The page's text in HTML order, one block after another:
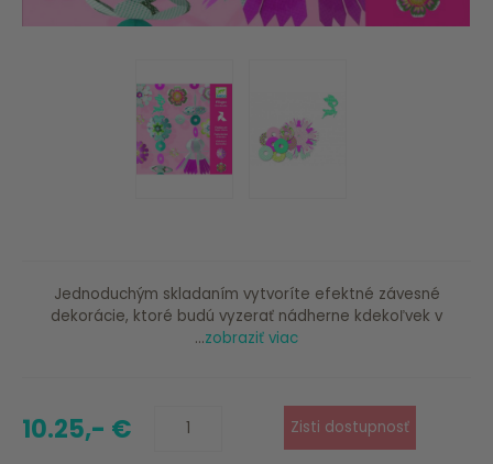
Jednoduchým skladaním vytvoríte efektné závesné
dekorácie, ktoré budú vyzerať nádherne kdekoľvek v
...zobraziť viac
10.25,- €